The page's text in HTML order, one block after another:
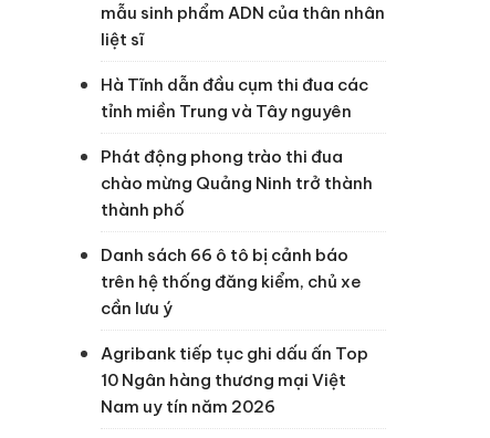
mẫu sinh phẩm ADN của thân nhân
liệt sĩ
Hà Tĩnh dẫn đầu cụm thi đua các
tỉnh miền Trung và Tây nguyên
Phát động phong trào thi đua
chào mừng Quảng Ninh trở thành
thành phố
Danh sách 66 ô tô bị cảnh báo
trên hệ thống đăng kiểm, chủ xe
cần lưu ý
Agribank tiếp tục ghi dấu ấn Top
10 Ngân hàng thương mại Việt
Nam uy tín năm 2026